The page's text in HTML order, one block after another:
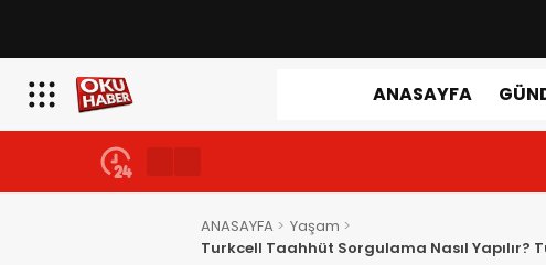
ANASAYFA
ANASAYFA
Yaşam
Turkcell Taahhüt Sorgulama Nasıl Yapılır?